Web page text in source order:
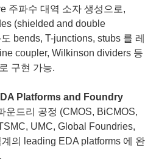
주파수 대역 소자 생성으로,
(shielded and double
bends, T-junctions, stubs 를 레
coupler, Wilkinson dividers 등
구현 가능.
Platforms and Foundry
운드리 공정 (CMOS, BiCMOS,
UMC, Global Foundries,
의 leading EDA platforms 에 완